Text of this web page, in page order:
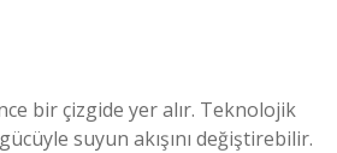
bir çizgide yer alır. Teknolojik
suyun akışını değiştirebilir.